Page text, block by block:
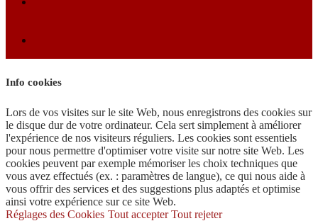
Info cookies
Lors de vos visites sur le site Web, nous enregistrons des cookies sur
le disque dur de votre ordinateur. Cela sert simplement à améliorer
l'expérience de nos visiteurs réguliers. Les cookies sont essentiels
pour nous permettre d'optimiser votre visite sur notre site Web. Les
cookies peuvent par exemple mémoriser les choix techniques que
vous avez effectués (ex. : paramètres de langue), ce qui nous aide à
vous offrir des services et des suggestions plus adaptés et optimise
ainsi votre expérience sur ce site Web.
Réglages des Cookies Tout accepter Tout rejeter